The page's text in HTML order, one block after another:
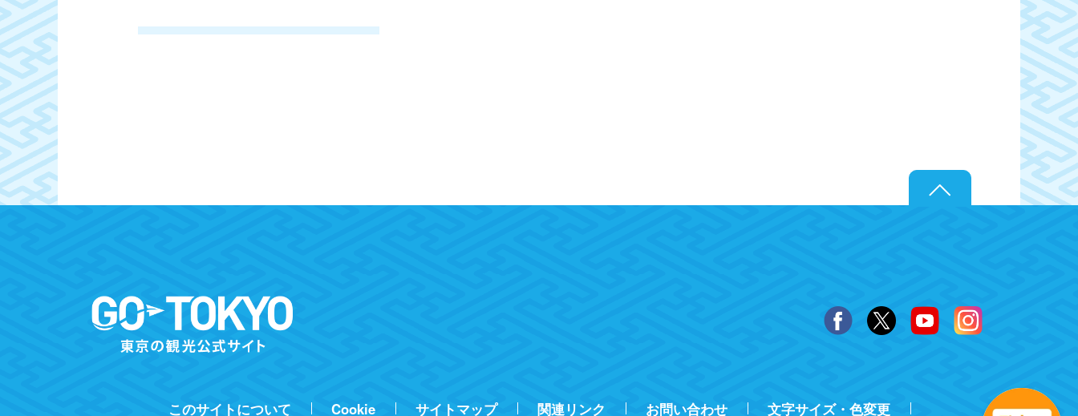
このサイトについて Cookie サイトマップ 関連リンク お問い合わせ 文字サイズ・色変更